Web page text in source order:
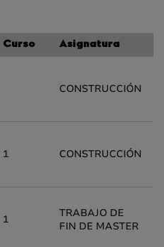
Curso Asignatura
CONSTRUCCIÓN
1 CONSTRUCCIÓN
1
TRABAJO DE
FIN DE MASTER